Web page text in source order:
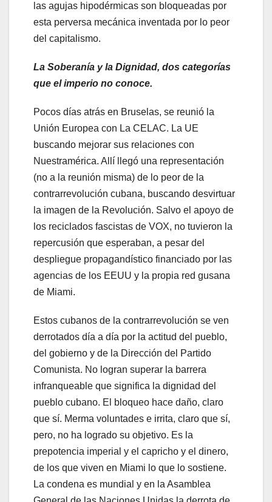
las agujas hipodérmicas son bloqueadas por
esta perversa mecánica inventada por lo peor
del capitalismo.
La Soberanía y la Dignidad, dos categorías
que el imperio no conoce.
Pocos días atrás en Bruselas, se reunió la
Unión Europea con La CELAC. La UE
buscando mejorar sus relaciones con
Nuestramérica. Allí llegó una representación
(no a la reunión misma) de lo peor de la
contrarrevolución cubana, buscando desvirtuar
la imagen de la Revolución. Salvo el apoyo de
los reciclados fascistas de VOX, no tuvieron la
repercusión que esperaban, a pesar del
despliegue propagandístico financiado por las
agencias de los EEUU y la propia red gusana
de Miami.
Estos cubanos de la contrarrevolución se ven
derrotados día a día por la actitud del pueblo,
del gobierno y de la Dirección del Partido
Comunista. No logran superar la barrera
infranqueable que significa la dignidad del
pueblo cubano. El bloqueo hace daño, claro
que sí. Merma voluntades e irrita, claro que sí,
pero, no ha logrado su objetivo. Es la
prepotencia imperial y el capricho y el dinero,
de los que viven en Miami lo que lo sostiene.
La condena es mundial y en la Asamblea